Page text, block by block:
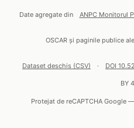
Date agregate din ANPC Monitorul
OSCAR și paginile publice
Dataset deschis (CSV) · DOI
BY
Protejat de reCAPTCHA Google —